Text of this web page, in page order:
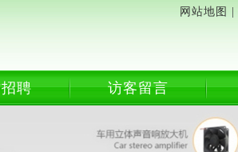
网站地图
聘 访客留言